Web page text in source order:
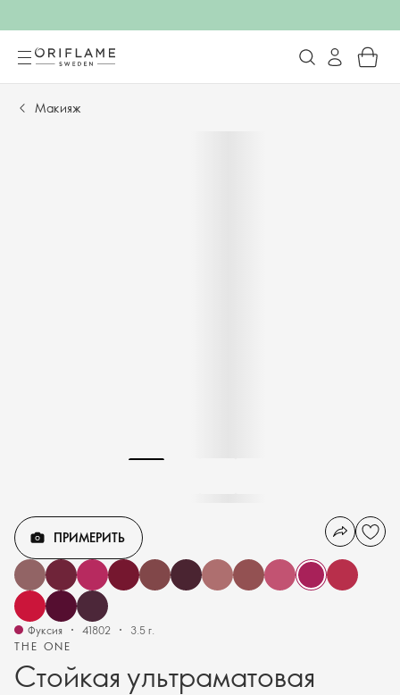
Макияж
THE ONE
Стойкая ультраматовая
ПРИМЕРИТЬ
Фуксия 41802 3.5 г.